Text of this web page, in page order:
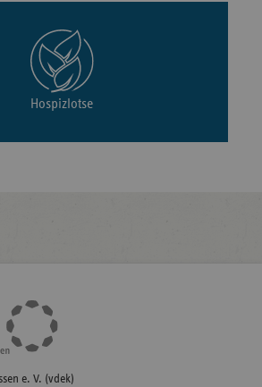
Hospizlotse
e. V. (vdek)